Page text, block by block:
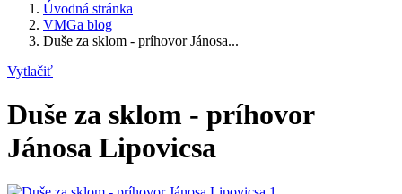
Úvodná stránka
VMGa blog
Duše za sklom - príhovor Jánosa...
Vytlačiť
Duše za sklom - príhovor
Jánosa Lipovicsa